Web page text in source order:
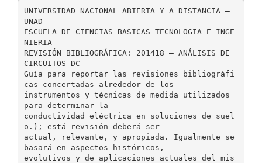
UNIVERSIDAD NACIONAL ABIERTA Y A DISTANCIA –
UNAD
ESCUELA DE CIENCIAS BASICAS TECNOLOGIA E INGE
NIERIA
REVISIÓN BIBLIOGRÁFICA: 201418 – ANÁLISIS DE
CIRCUITOS DC
Guía para reportar las revisiones bibliográfi
cas concertadas alrededor de los
instrumentos y técnicas de medida utilizados
para determinar la
conductividad eléctrica en soluciones de suel
o.); está revisión deberá ser
actual, relevante, y apropiada. Igualmente se
basará en aspectos históricos,
evolutivos y de aplicaciones actuales del mis